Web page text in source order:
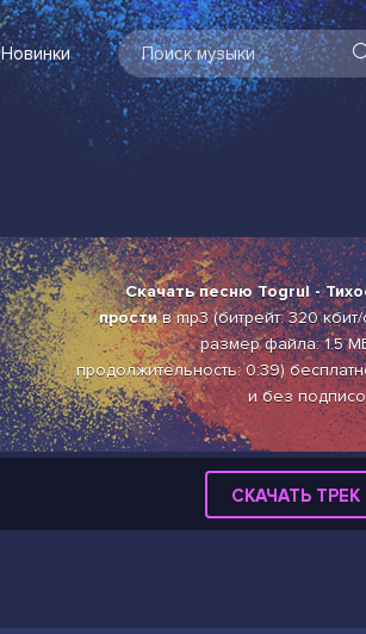
Новинки
Скачать песню Togrul -
простив mp3 (битрейт: 320 кбит/
размер файла: 1.5
продолжительность: 0:39)
и без
СКАЧАТЬ ТРЕК